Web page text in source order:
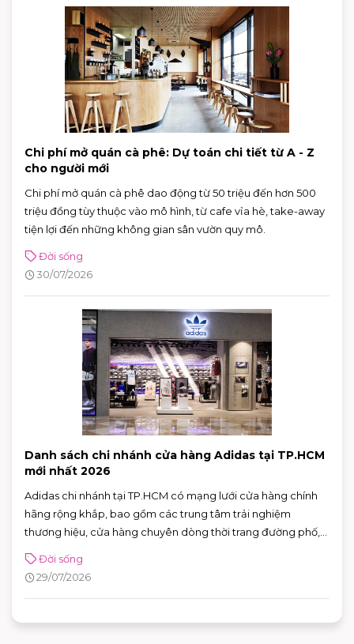
Chi phí mở quán cà phê: Dự toán chi tiết từ A - Z
cho người mới
Chi phí mở quán cà phê dao động từ 50 triệu đến hơn 500
triệu đồng tùy thuộc vào mô hình, từ cafe vỉa hè, take-away
tiện lợi đến những không gian sân vườn quy mô.
Đời sống
30/07/2026
Danh sách chi nhánh cửa hàng Adidas tại TP.HCM
mới nhất 2026
Adidas chi nhánh tại TP.HCM có mạng lưới cửa hàng chính
hãng rộng khắp, bao gồm các trung tâm trải nghiệm
thương hiệu, cửa hàng chuyên dòng thời trang đường phố,
hình và vị trí thuận tiện, khách hàng có thể dễ dàng tìm được
adidas chi nhánh phù hợp để mua sắm và trải nghiệm các
Đời sống
29/07/2026